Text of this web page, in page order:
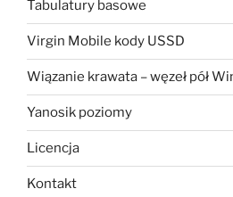
Tabulatury basowe
Virgin Mobile kody USSD
Wiązanie krawata – węzeł pół
Yanosik poziomy
Licencja
Kontakt